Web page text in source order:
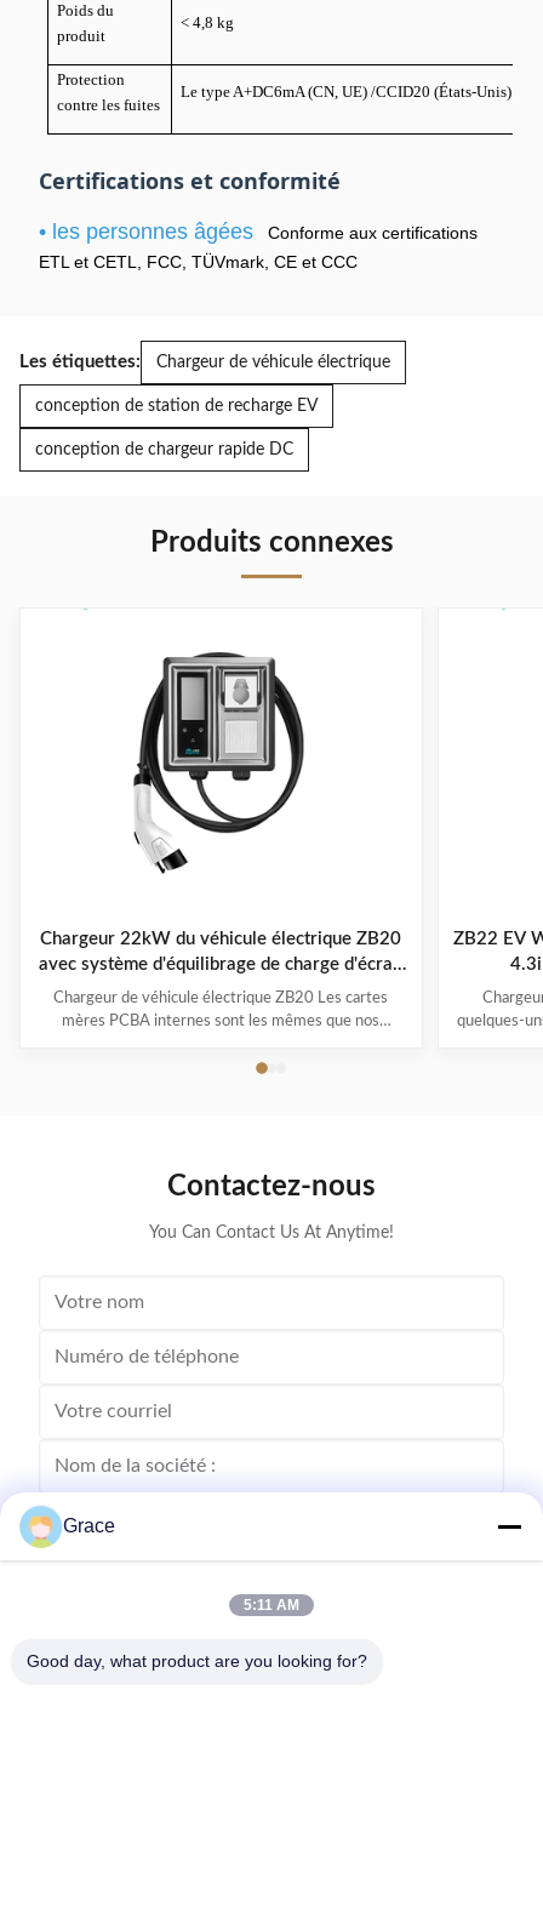
Poids du
produit
< 4,8 kg
Protection
contre les fuites
Le type A+DC6mA (CN, UE) /CCID20 (États-Unis)
Certifications et conformité
• les personnes âgées
Conforme aux certifications
ETL et CETL, FCC, TÜVmark, CE et CCC
Les étiquettes: Chargeur de véhicule électrique
conception de station de recharge EV
conception de chargeur rapide DC
Produits connexes
Chargeur 22kW du véhicule électrique ZB20
avec système d'équilibrage de charge d'écran
de 4,3 pouces
Chargeur de véhicule électrique ZB20 Les cartes
mères PCBA internes sont les mêmes que nos
sont neufs et attendent le développement du moule.
ZB22 EV
quelques-
Contactez-nous
You Can Contact Us At Anytime!
Envoyez
Grace
5:11 AM
Good day, what product are you looking for?